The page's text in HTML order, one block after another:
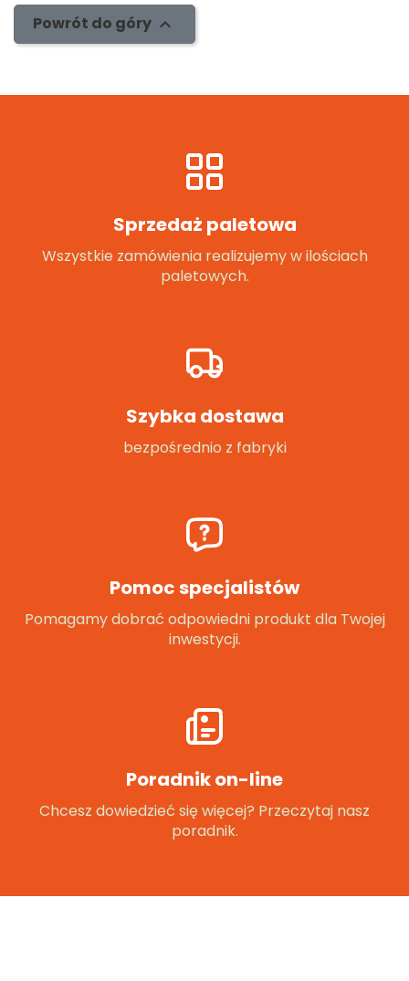
Powrót do góry 
Sprzedaż paletowa
Wszystkie zamówienia realizujemy w ilościach
paletowych.
Szybka dostawa
bezpośrednio z fabryki
Pomoc specjalistów
Pomagamy dobrać odpowiedni produkt dla Twojej
inwestycji.
Poradnik on-line
Chcesz dowiedzieć się więcej? Przeczytaj nasz
poradnik.